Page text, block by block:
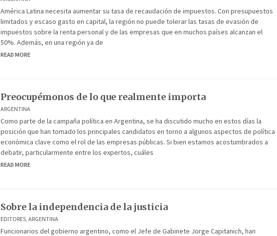
América Latina necesita aumentar su tasa de recaudación de impuestos. Con presupuestos
limitados y escaso gasto en capital, la región no puede tolerar las tasas de evasión de
impuestos sobre la renta personal y de las empresas que en muchos países alcanzan el
50%. Además, en una región ya de
READ MORE
Preocupémonos de lo que realmente importa
ARGENTINA
Como parte de la campaña política en Argentina, se ha discutido mucho en estos días la
posición que han tomado los principales candidatos en torno a algunos aspectos de política
económica clave como el rol de las empresas públicas. Si bien estamos acostumbrados a
debatir, particularmente entre los expertos, cuáles
READ MORE
Sobre la independencia de la justicia
EDITORES, ARGENTINA
Funcionarios del gobierno argentino, como el Jefe de Gabinete Jorge Capitanich, han